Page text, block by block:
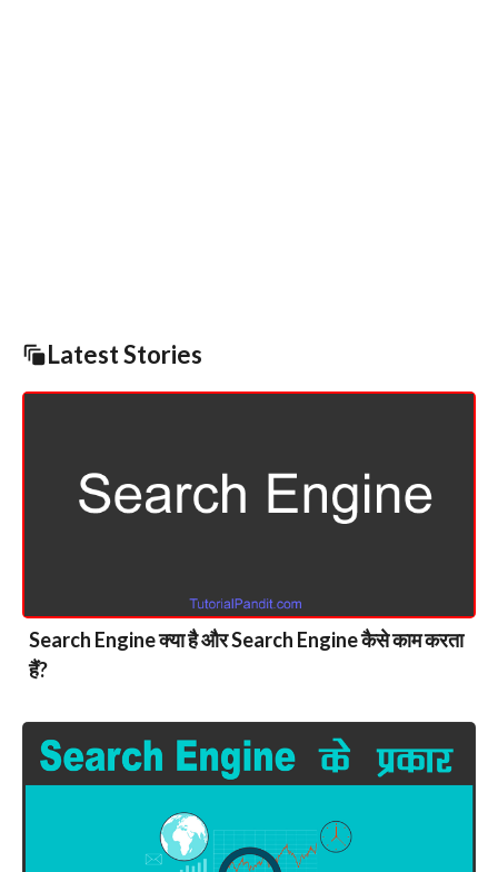
Latest Stories
Search Engine क्या है और Search Engine कैसे काम करता
हैं?